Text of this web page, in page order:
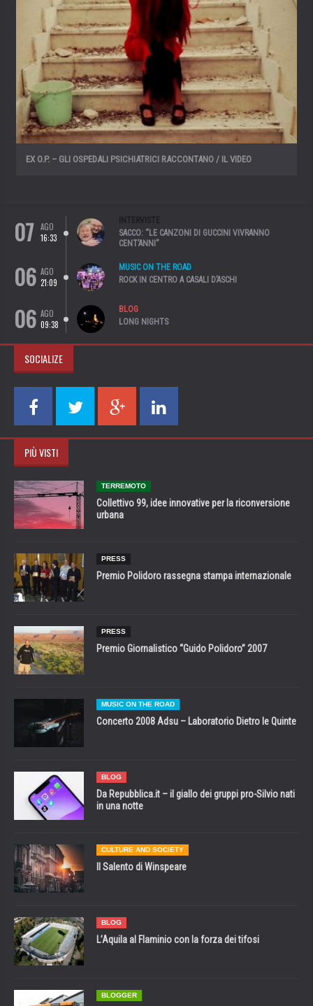
EX O.P. – GLI OSPEDALI PSICHIATRICI RACCONTANO / IL VIDEO
07
AGO
16:33
INTERVISTE
SACCO: “LE CANZONI DI GUCCINI VIVRANNO
CENT’ANNI”
06 AGO
21:09
MUSIC ON THE ROAD
ROCK IN CENTRO A CASALI D’ASCHI
06 AGO
09:38
BLOG
LONG NIGHTS
SOCIALIZE
PIÙ VISTI
TERREMOTO
Collettivo 99, idee innovative per la riconversione
urbana
PRESS
Premio Polidoro rassegna stampa internazionale
PRESS
Premio Giornalistico “Guido Polidoro” 2007
MUSIC ON THE ROAD
Concerto 2008 Adsu – Laboratorio Dietro le Quinte
BLOG
Da Repubblica.it – il giallo dei gruppi pro-Silvio nati
in una notte
CULTURE AND SOCIETY
Il Salento di Winspeare
BLOG
L’Aquila al Flaminio con la forza dei tifosi
BLOGGER